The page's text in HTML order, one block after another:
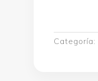
Categoría: